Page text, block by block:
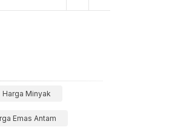
Harga Minyak
Emas Antam